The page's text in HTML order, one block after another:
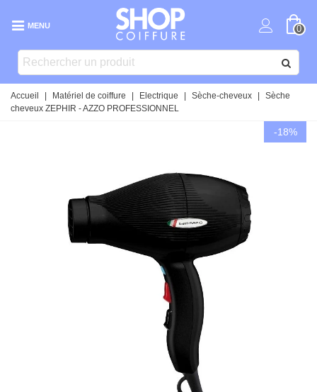
MENU 0
Accueil Matériel de coiffure Electrique Sèche-cheveux
Sèche
cheveux ZEPHIR - AZZO PROFESSIONNEL
-18%